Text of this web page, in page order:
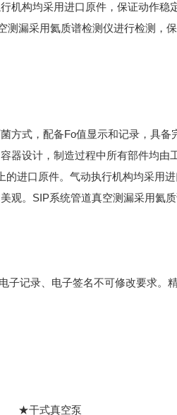
构均采用进口原件，保证动作稳
测漏采用氦质谱检测仪进行检测，
式，配备Fo值显示和记录，具备
器设计，制造过程中所有部件均
进口原件。气动执行机构均采用
观。SIP系统管道真空测漏采用氦
记录、电子签名不可修改要求。精
式真空泵